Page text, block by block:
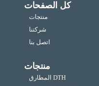
كل الصفحات
منتجات
شركتنا
اتصل بنا
منتجات
المطارق DTH